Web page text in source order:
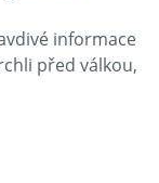
informace
před válkou,